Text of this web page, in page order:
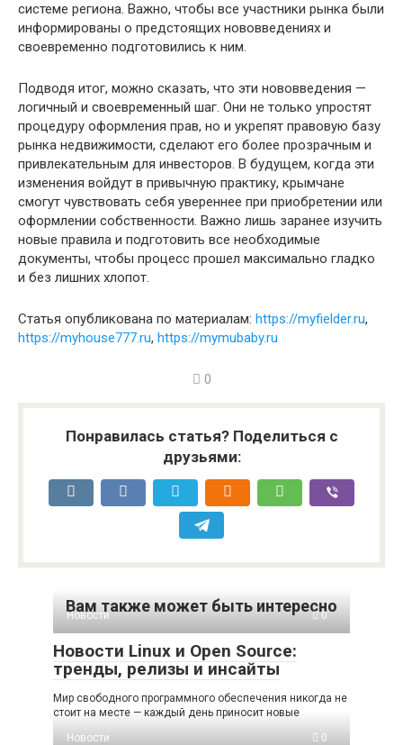
системе региона. Важно, чтобы все участники рынка были
информированы о предстоящих нововведениях и
своевременно подготовились к ним.
Подводя итог, можно сказать, что эти нововведения —
логичный и своевременный шаг. Они не только упростят
процедуру оформления прав, но и укрепят правовую базу
рынка недвижимости, сделают его более прозрачным и
привлекательным для инвесторов. В будущем, когда эти
изменения войдут в привычную практику, крымчане
смогут чувствовать себя увереннее при приобретении или
оформлении собственности. Важно лишь заранее изучить
новые правила и подготовить все необходимые
документы, чтобы процесс прошел максимально гладко
и без лишних хлопот.
Статья опубликована по материалам: https://myfielder.ru,
https://myhouse777.ru, https://mymubaby.ru
0
Понравилась статья? Поделиться с
друзьями:
Вам также может быть интересно
Новости 0
Новости Linux и Open Source:
тренды, релизы и инсайты
Мир свободного программного обеспечения никогда не
стоит на месте — каждый день приносит новые
Новости
0